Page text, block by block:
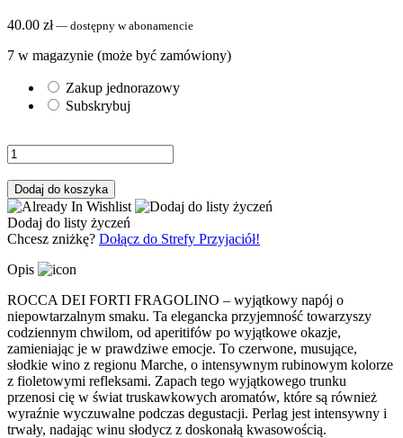
40.00 zł — dostępny w abonamencie
7 w magazynie (może być zamówiony)
Zakup jednorazowy
Subskrybuj
Dodaj do koszyka
Dodaj do listy życzeń
Chcesz zniżkę? Dołącz do Strefy Przyjaciół!
Opis
ROCCA DEI FORTI FRAGOLINO – wyjątkowy napój o
niepowtarzalnym smaku. Ta elegancka przyjemność towarzyszy
codziennym chwilom, od aperitifów po wyjątkowe okazje,
zamieniając je w prawdziwe emocje. To czerwone, musujące,
słodkie wino z regionu Marche, o intensywnym rubinowym kolorze
z fioletowymi refleksami. Zapach tego wyjątkowego trunku
przenosi cię w świat truskawkowych aromatów, które są również
wyraźnie wyczuwalne podczas degustacji. Perlag jest intensywny i
trwały, nadając winu słodycz z doskonałą kwasowością.